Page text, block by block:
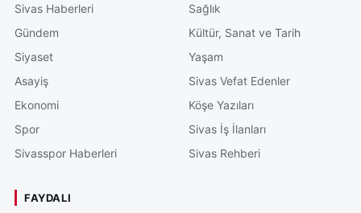
Sivas Haberleri
Gündem
Siyaset
Asayiş
Ekonomi
Spor
Sivasspor Haberleri
Sağlık
Kültür, Sanat ve Tarih
Yaşam
Sivas Vefat Edenler
Köşe Yazıları
Sivas İş İlanları
Sivas Rehberi
FAYDALI